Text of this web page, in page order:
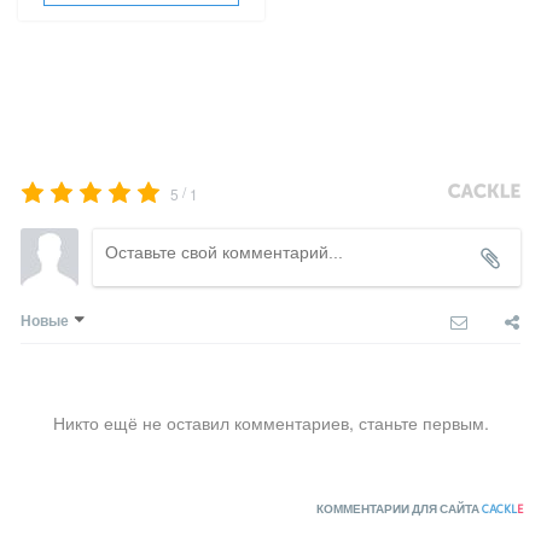
5 / 1
Новые
Никто ещё не оставил комментариев, станьте первым.
КОММЕНТАРИИ ДЛЯ САЙТАCACKLE